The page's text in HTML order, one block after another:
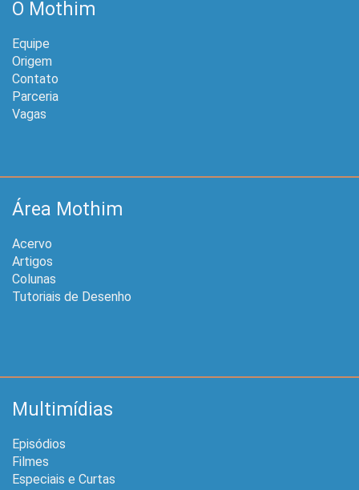
O Mothim
Equipe
Origem
Contato
Parceria
Vagas
Área Mothim
Acervo
Artigos
Colunas
Tutoriais de Desenho
Multimídias
Episódios
Filmes
Especiais e Curtas